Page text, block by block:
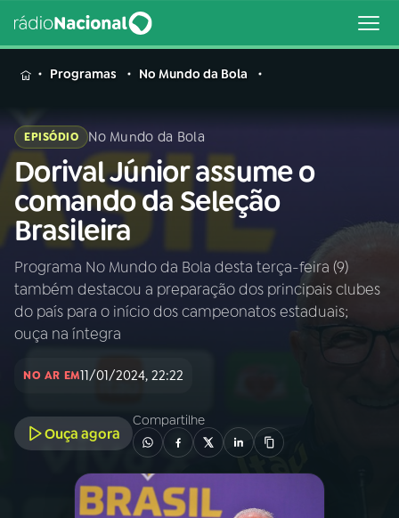
MENU
Buscar
na
Rádio
Nacional
Buscar
AO VIVO
01INÍCIO
02A RÁDIO
03PROGRAMAÇÃO
PROGRAMAS
Programas No Mundo da Bola
EPISÓDIO No Mundo da Bola
Dorival Júnior assume o
comando da Seleção
Brasileira
Programa No Mundo da Bola desta terça-feira (9)
também destacou a preparação dos principais clubes
do país para o início dos campeonatos estaduais;
ouça na íntegra
NO AR EM11/01/2024, 22:22
Ouça agora
Compartilhe